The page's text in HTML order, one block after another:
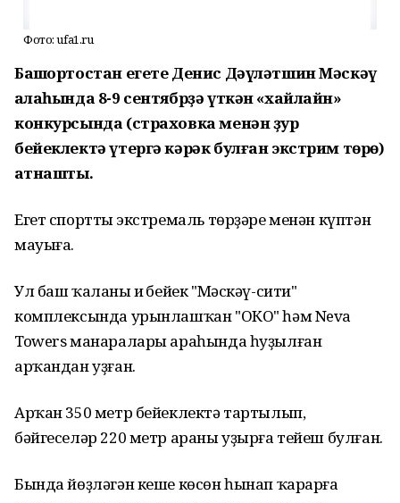
Фото: ufa1.ru
Башҡортостан егете Денис Дәүләтшин Мәскәү
ҡалаһында 8-9 сентябрҙә үткән «хайлайн»
конкурсында (страховка менән ҙур
бейеклектә үтергә кәрәк булған экстрим төрө)
ҡатнашты.
Егет спорттың экстремаль төрҙәре менән күптән
мауыға.
Ул баш ҡаланың иң бейек "Мәскәү-сити"
комплексында урынлашҡан "ОКО" һәм Neva
Towers манаралары араһында һуҙылған
арҡандан уҙған.
Арҡан 350 метр бейеклектә тартылып,
бәйгеселәр 220 метр араны уҙырға тейеш булған.
Бында йөҙләгән кеше көсөн һынап ҡарарға